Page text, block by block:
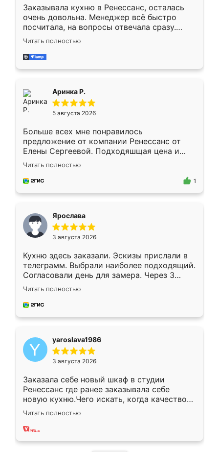
Заказывала кухню в Ренессанс, осталась
очень довольна. Менеджер всё быстро
посчитала, на вопросы отвечала сразу.
Замерщик приехал в субботу, подошёл к
делу со всей ответственностью. Собрали
за день, ребята работали аккуратно, даже
Читать полностью
Аринка Р.
5 августа 2026
Больше всех мне понравилось
предложение от компании Ренессанс от
Елены Сергеевой. Подходяшщая цена и
короткие сроки изготовления. Приехавший
для замера сотрудник Владислав
предложил по моему эскизу самый
Читать полностью
1
Ярослава
3 августа 2026
Кухню здесь заказали. Эскизы прислали в
телеграмм. Выбрали наиболее подходящий.
Согласовали день для замера. Через 3
недели кухня была уже готова. Остались
довольны работой. Спасибо Ренессанс
мебель за качественную работу!
Читать полностью
yaroslava1986
3 августа 2026
Заказала себе новый шкаф в студии
Ренессанс где ранее заказывала себе
новую кухню.Чего искать, когда качеством
вполне довольна. Служит кухня уже почти
два года, нареканий нет.
Читать полностью